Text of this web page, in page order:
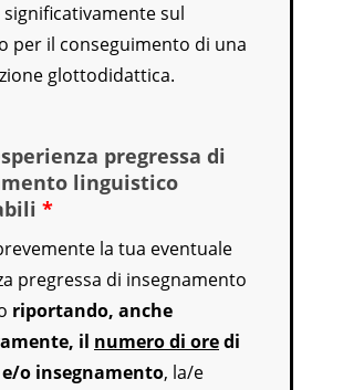
sul
per il conseguimento di una
glottodidattica.
pregressa di
linguistico
*
la tua eventuale
pregressa di insegnamento
riportando, anche
il numero di oredi
o insegnamento, la/e